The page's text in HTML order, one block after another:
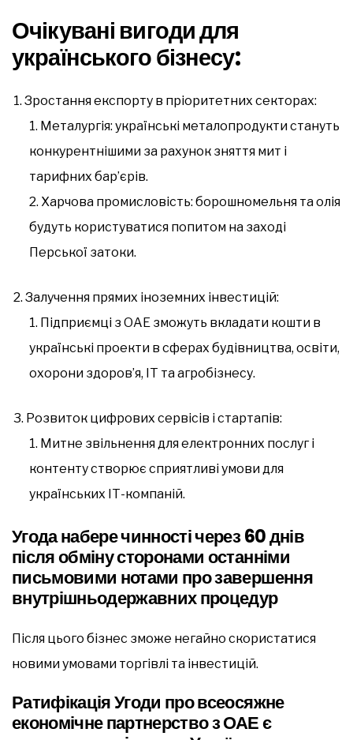
Очікувані вигоди для
українського бізнесу:
Зростання експорту в пріоритетних секторах:
Металургія: українські металопродукти стануть
конкурентнішими за рахунок зняття мит і
тарифних бар’єрів.
Харчова промисловість: борошномельня та олія
будуть користуватися попитом на заході
Перської затоки.
Залучення прямих іноземних інвестицій:
Підприємці з ОАЕ зможуть вкладати кошти в
українські проекти в сферах будівництва, освіти,
охорони здоров’я, ІТ та агробізнесу.
Розвиток цифрових сервісів і стартапів:
Митне звільнення для електронних послуг і
контенту створює сприятливі умови для
українських ІТ-компаній.
Угода набере чинності через 60 днів
після обміну сторонами останніми
письмовими нотами про завершення
внутрішньодержавних процедур
Після цього бізнес зможе негайно скористатися
новими умовами торгівлі та інвестицій.
Ратифікація Угоди про всеосяжне
економічне партнерство з ОАЕ є